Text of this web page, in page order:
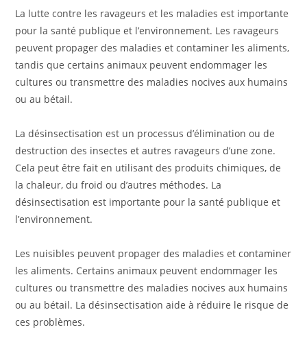
La lutte contre les ravageurs et les maladies est importante
pour la santé publique et l’environnement. Les ravageurs
peuvent propager des maladies et contaminer les aliments,
tandis que certains animaux peuvent endommager les
cultures ou transmettre des maladies nocives aux humains
ou au bétail.
La désinsectisation est un processus d’élimination ou de
destruction des insectes et autres ravageurs d’une zone.
Cela peut être fait en utilisant des produits chimiques, de
la chaleur, du froid ou d’autres méthodes. La
désinsectisation est importante pour la santé publique et
l’environnement.
Les nuisibles peuvent propager des maladies et contaminer
les aliments. Certains animaux peuvent endommager les
cultures ou transmettre des maladies nocives aux humains
ou au bétail. La désinsectisation aide à réduire le risque de
ces problèmes.